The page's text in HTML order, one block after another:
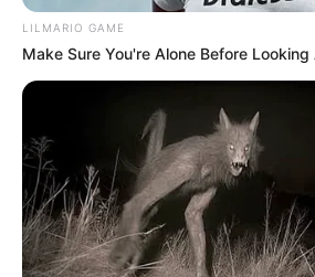
LILMARIO GAME
Make Sure You're Alone Before